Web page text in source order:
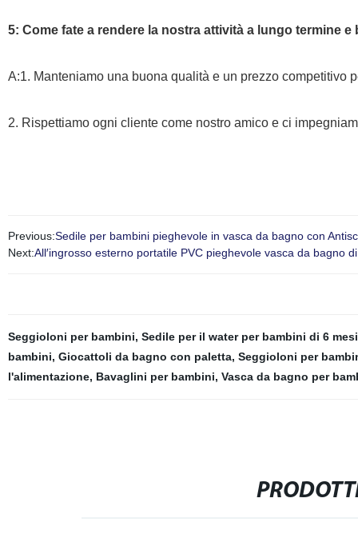
5: Come fate a rendere la nostra attività a lungo termine
A:1. Manteniamo una buona qualità e un prezzo competitivo
2. Rispettiamo ogni cliente come nostro amico e ci
Previous:Sedile per bambini pieghevole in vasca da bagno con
Next:All′ingrosso esterno portatile PVC pieghevole vasca da bagno
Seggioloni per bambini, Sedile per il water per bambini di 6 mesi
bambini, Giocattoli da bagno con paletta, Seggioloni per
l'alimentazione, Bavaglini per bambini, Vasca da bagno per